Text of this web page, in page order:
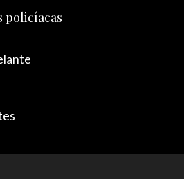
policíacas